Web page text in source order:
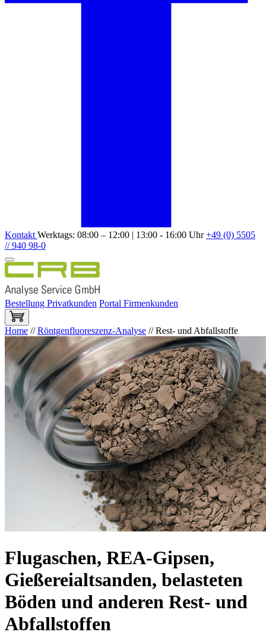
Kontakt Werktags: 08:00 – 12:00 | 13:00 - 16:00 Uhr+49 (0) 5505
// 940 98-0
Bestellung Privatkunden Portal Firmenkunden
Home //Röntgenfluoreszenz-Analyse //Rest- und Abfallstoffe
Flugaschen, REA-Gipsen,
Gießereialtsanden, belasteten
Böden und anderen Rest- und
Abfallstoffen